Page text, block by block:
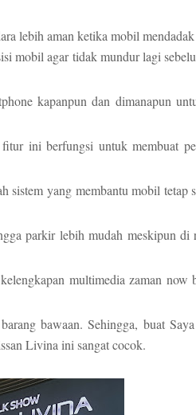
lebih aman ketika mobil
mobil agar tidak mundur lagi
kapanpun dan dimanapun
ini berfungsi untuk membuat
yang membantu mobil tetap
parkir lebih mudah meskipun di
multimedia zaman now
bawaan. Sehingga, buat
Livina ini sangat cocok.